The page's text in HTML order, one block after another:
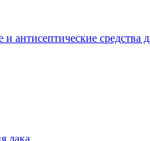
антисептические средства
лака